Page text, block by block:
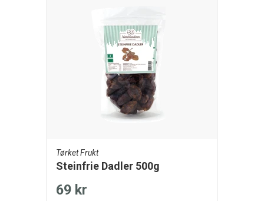
Tørket Frukt
Steinfrie Dadler 500g
69 kr